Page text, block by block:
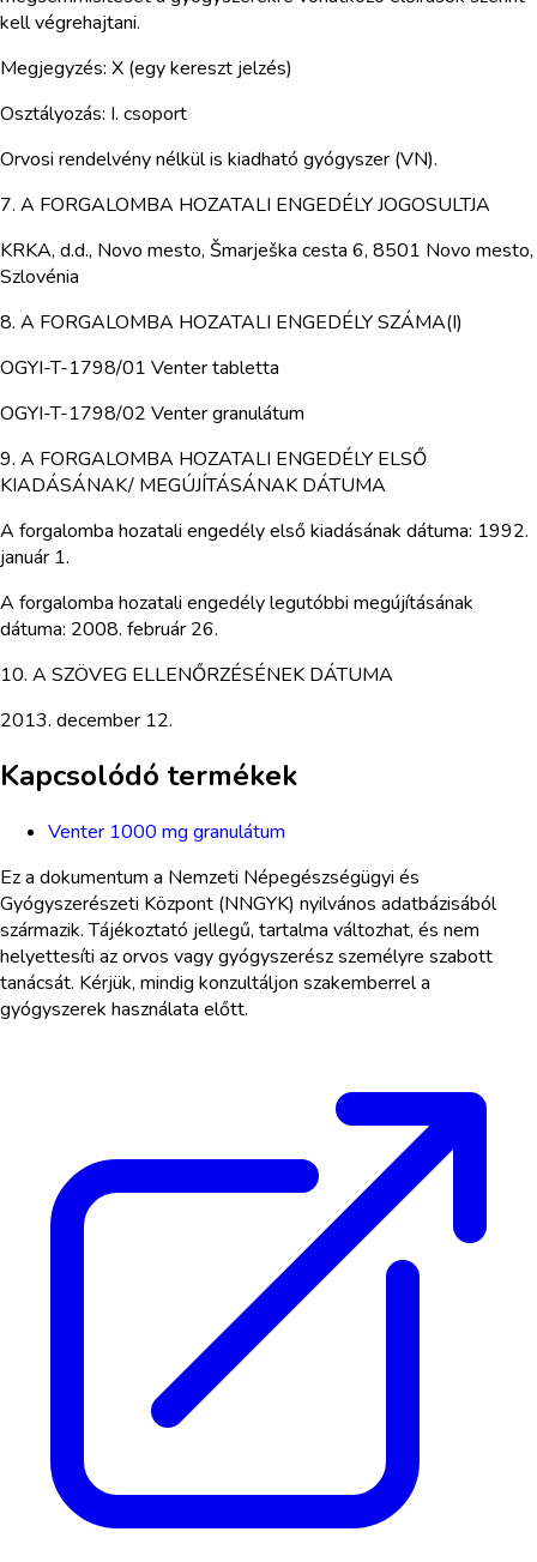
kell végrehajtani.
Megjegyzés: X (egy kereszt jelzés)
Osztályozás: I. csoport
Orvosi rendelvény nélkül is kiadható gyógyszer (VN).
7. A FORGALOMBA HOZATALI ENGEDÉLY JOGOSULTJA
KRKA, d.d., Novo mesto, Šmarješka cesta 6, 8501 Novo mesto,
Szlovénia
8. A FORGALOMBA HOZATALI ENGEDÉLY SZÁMA(I)
OGYI-T-1798/01 Venter tabletta
OGYI-T-1798/02 Venter granulátum
9. A FORGALOMBA HOZATALI ENGEDÉLY ELSŐ
KIADÁSÁNAK/ MEGÚJÍTÁSÁNAK DÁTUMA
A forgalomba hozatali engedély első kiadásának dátuma: 1992.
január 1.
A forgalomba hozatali engedély legutóbbi megújításának
dátuma: 2008. február 26.
10. A SZÖVEG ELLENŐRZÉSÉNEK DÁTUMA
2013. december 12.
Kapcsolódó termékek
Venter 1000 mg granulátum
Ez a dokumentum a Nemzeti Népegészségügyi és
Gyógyszerészeti Központ (NNGYK) nyilvános adatbázisából
származik. Tájékoztató jellegű, tartalma változhat, és nem
helyettesíti az orvos vagy gyógyszerész személyre szabott
tanácsát. Kérjük, mindig konzultáljon szakemberrel a
gyógyszerek használata előtt.